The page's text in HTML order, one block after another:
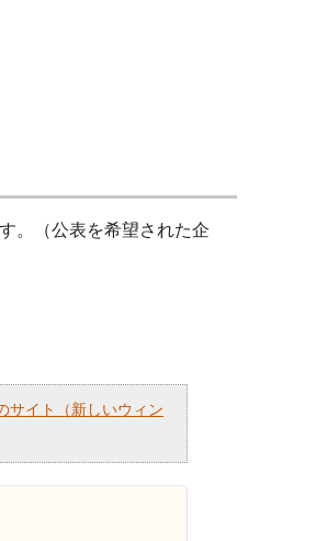
。（公表を希望された企
サイト（新しいウィン